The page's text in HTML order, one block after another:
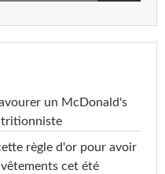
un McDonald's
règle d'or pour avoir
cet été